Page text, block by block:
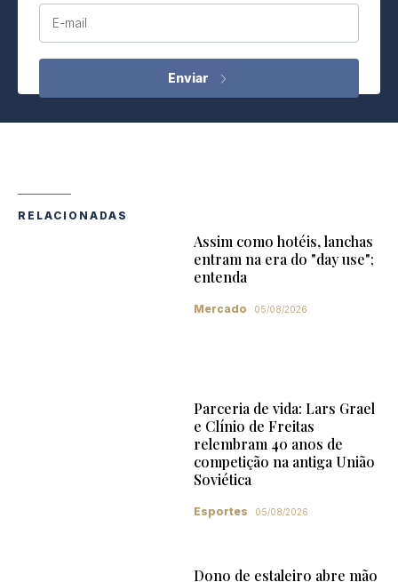
E-mail
RELACIONADAS
Assim como hotéis, lanchas
entram na era do "day use";
entenda
Mercado 05/08/2026
Parceria de vida: Lars Grael
e Clínio de Freitas
relembram 40 anos de
competição na antiga União
Soviética
Esportes 05/08/2026
Dono de estaleiro abre mão